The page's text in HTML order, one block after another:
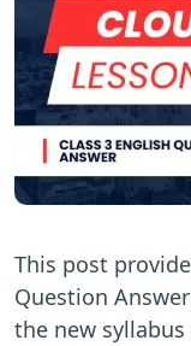
This post
Question
the new